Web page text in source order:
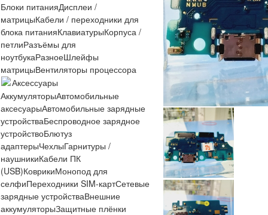
Блоки питанияДисплеи /
матрицыКабели / переходники для
блока питанияКлавиатурыКорпуса /
петлиРазъёмы для
ноутбукаРазноеШлейфы
матрицыВентиляторы процессора
Аксессуары
АккумуляторыАвтомобильные
аксесуарыАвтомобильные зарядные
устройстваБеспроводное зарядное
устройствоБлютуз
адаптерыЧехлыГарнитуры /
наушникиКабели ПК
(USB)КоврикиМонопод для
селфиПереходники SIM-картСетевые
зарядные устройстваВнешние
аккумуляторыЗащитные плёнки